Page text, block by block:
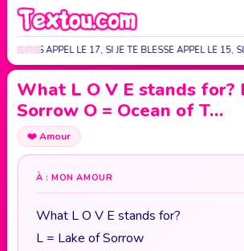
APPEL LE 17, SI JE TE BLESSE APPEL LE 15,
What L O V E stands for?
Sorrow O = Ocean of T…
❤️Amour
À : MON AMOUR
What L O V E stands for?
L = Lake of Sorrow